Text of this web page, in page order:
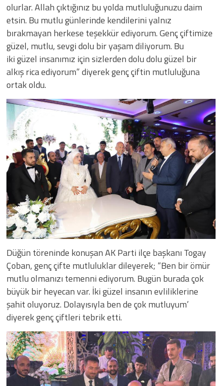
olurlar. Allah çıktığınız bu yolda mutluluğunuzu daim
etsin. Bu mutlu günlerinde kendilerini yalnız
bırakmayan herkese teşekkür ediyorum. Genç çiftimize
güzel, mutlu, sevgi dolu bir yaşam diliyorum. Bu
iki güzel insanımız için sizlerden dolu dolu güzel bir
alkış rica ediyorum” diyerek genç çiftin mutluluğuna
ortak oldu.
Düğün töreninde konuşan AK Parti ilçe başkanı Togay
Çoban, genç çifte mutluluklar dileyerek; “Ben bir ömür
mutlu olmanızı temenni ediyorum. Bugün burada çok
büyük bir heyecan var. İki güzel insanın evliliklerine
şahit oluyoruz. Dolayısıyla ben de çok mutluyum’
diyerek genç çiftleri tebrik etti.